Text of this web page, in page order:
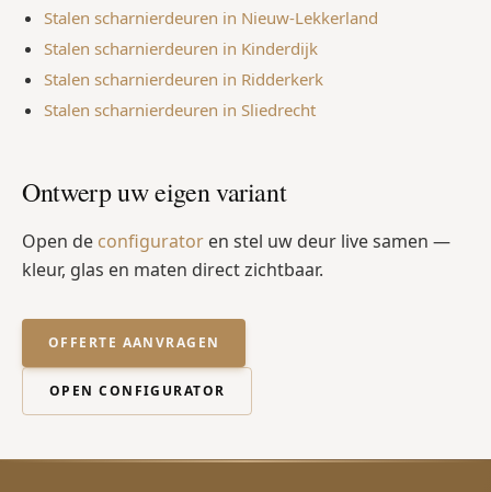
Stalen scharnierdeuren in Nieuw-Lekkerland
Stalen scharnierdeuren in Kinderdijk
Stalen scharnierdeuren in Ridderkerk
Stalen scharnierdeuren in Sliedrecht
Ontwerp uw eigen variant
Open de configurator en stel uw deur live samen —
kleur, glas en maten direct zichtbaar.
OFFERTE AANVRAGEN
OPEN CONFIGURATOR